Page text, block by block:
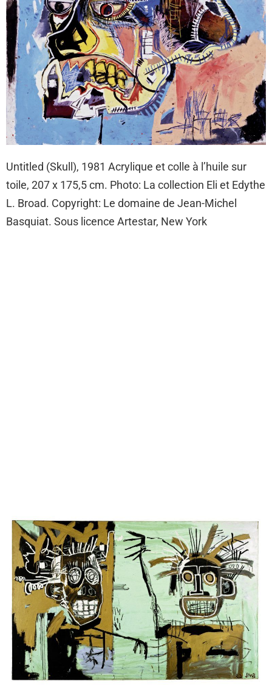
Untitled (Skull), 1981 Acrylique et colle à l’huile sur
toile, 207 x 175,5 cm. Photo: La collection Eli et Edythe
L. Broad. Copyright: Le domaine de Jean-Michel
Basquiat. Sous licence Artestar, New York